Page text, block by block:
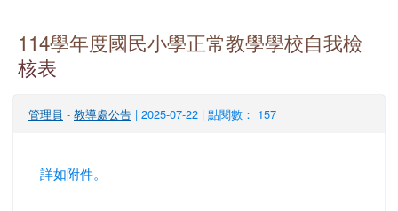
114學年度國民小學正常教學學校自我檢
核表
管理員 - 教導處公告 | 2025-07-22 | 點閱數： 157
詳如附件。